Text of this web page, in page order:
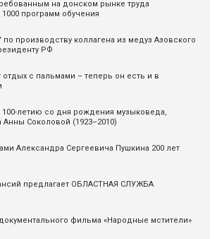
на донском рынке труда
программ обучения
производству коллагена из медуз Азовского
РФ
с пальмами – теперь он есть и в
летию со дня рождения музыковеда,
Анны Соколовой (1923–2010)
Александра Сергеевича Пушкина 200 лет
предлагает ОБЛАСТНАЯ СЛУЖБА
фильма «Народные мстители»